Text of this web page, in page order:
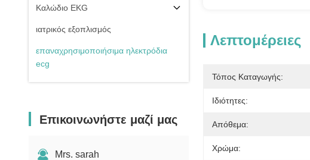
Καλώδιο EKG
ιατρικός εξοπλισμός
επαναχρησιμοποιήσιμα ηλεκτρόδια
ecg
Της εισβολής καλώδιο πίεσης του
μη της εισβολής μανσέτα πίεσης του
Εξαρτήματα εξοπλισμού
Επικοινωνήστε μαζί μας
Mrs. sarah
Λεπτομέρειες
Τόπος Καταγωγής:
Ιδιότητες:
Απόθεμα:
Χρώμα: